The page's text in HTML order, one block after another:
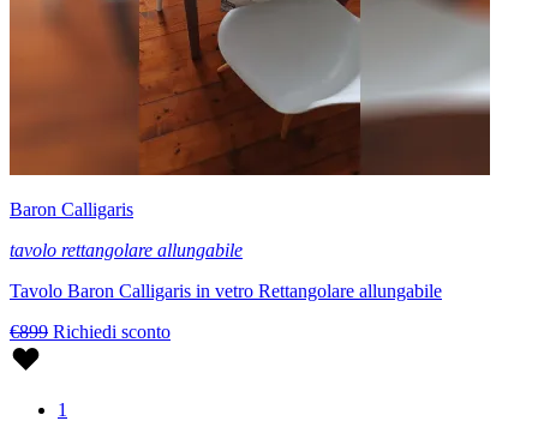
Baron Calligaris
tavolo rettangolare allungabile
Tavolo Baron Calligaris in vetro Rettangolare allungabile
€899 Richiedi sconto
1